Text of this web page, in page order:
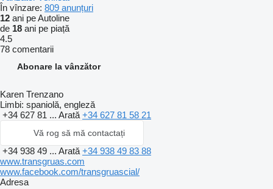
În vînzare: 809 anunțuri
12 ani pe Autoline
de 18 ani pe piață
4.5
78 comentarii
Abonare la vânzător
Karen Trenzano
Limbi: spaniolă, engleză
+34 627 81 ... Arată +34 627 81 58 21
Vă rog să mă contactați
+34 938 49 ... Arată +34 938 49 83 88
www.transgruas.com
www.facebook.com/transgruascial/
Adresa